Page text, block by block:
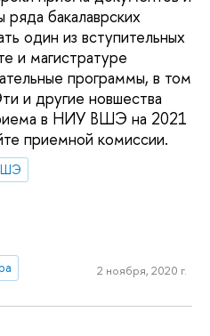
ряда бакалаврских
один из вступительных
и магистратуре
программы, в том
и другие новшества
в НИУ ВШЭ на 2021
приемной комиссии.
2 ноября, 2020 г.